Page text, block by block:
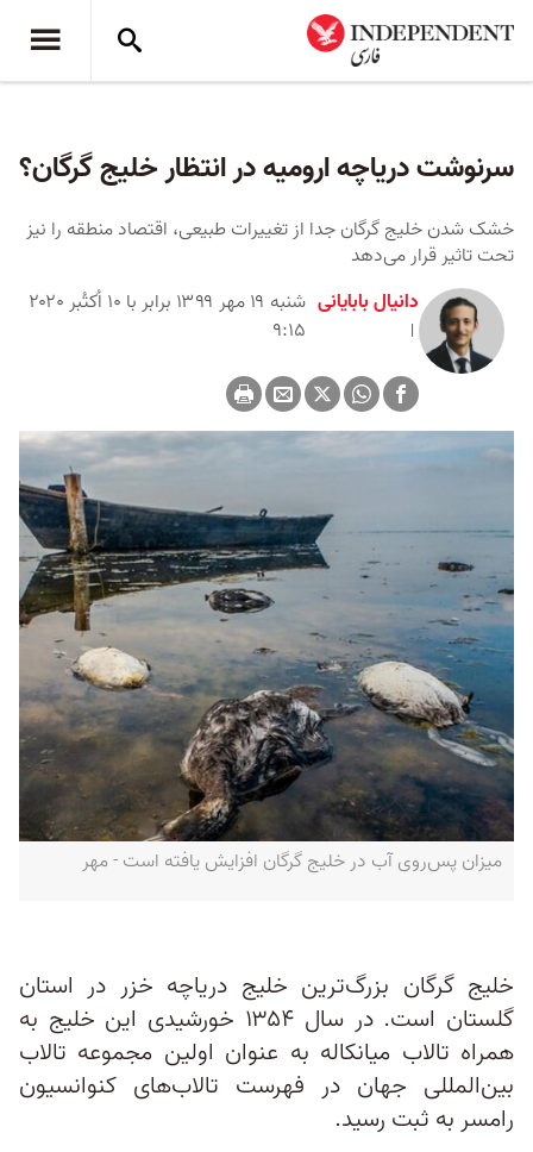
سرنوشت دریاچه ارومیه در انتظار خلیج گرگان؟
خشک‌ شدن خلیج گرگان جدا از تغییرات طبیعی، اقتصاد منطقه را نیز
تحت تاثیر قرار می‌دهد
دانیال بابایانی
شنبه ۱۹ مهر ۱۳۹۹ برابر با ۱۰ اُکتُبر ۲۰۲۰
۹:۱۵
میزان پس‌روی آب در خلیج گرگان افزایش یافته است - مهر
خلیج گرگان بزرگ‌ترین خلیج دریاچه خزر در استان
گلستان است. در سال ۱۳۵۴ خورشیدی این خلیج به
همراه تالاب میانکاله به عنوان اولین مجموعه تالاب
بین‌المللی جهان در فهرست تالاب‌های کنوانسیون
رامسر به ثبت رسید.